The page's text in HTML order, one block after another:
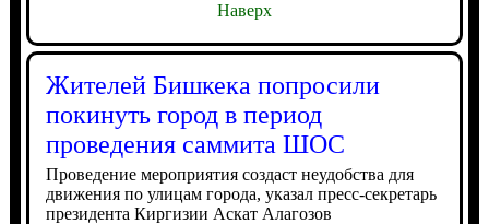
Наверх
Жителей Бишкека попросили
покинуть город в период
проведения саммита ШОС
Проведение мероприятия создаст неудобства для
движения по улицам города, указал пресс-секретарь
президента Киргизии Аскат Алагозов